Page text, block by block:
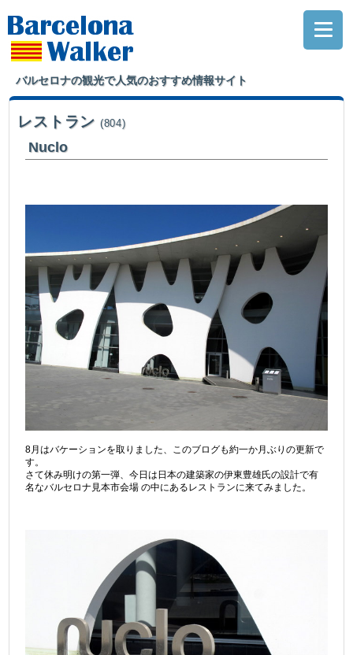
バルセロナの観光で人気のおすすめ情報サイト
レストラン (804)
Nuclo
8月はバケーションを取りました、このブログも約一か月ぶりの更新で
す。
さて休み明けの第一弾、今日は日本の建築家の伊東豊雄氏の設計で有
名なバルセロナ見本市会場 の中にあるレストランに来てみました。